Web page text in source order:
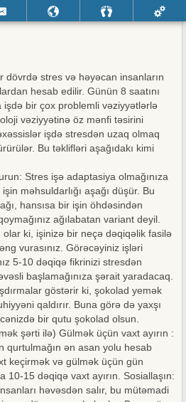
dövrdə stres və həyəcan insanların
hesab edilir. Günün 8 saatını
bir çox problemli vəziyyətlərlə
vəziyyətinə öz mənfi təsirini
işdə stresdən uzaq olmaq
Bu təklifləri aşağıdakı kimi
Stres işə adaptasiya olmağınıza
məhsuldarlığı aşağı düşür. Bu
hansısa bir işin öhdəsindən
ağılabatan variant deyil.
olar ki, işinizə bir neçə dəqiqəlik fasilə
vurasınız. Görəcəyiniz işləri
5-10 dəqiqə fikrinizi stresdən
başlamağınıza şərait yaradacaq.
göstərir ki, şokolad yemək
qaldırır. Buna görə də yaxşı
bir qutu şokolad olsun.
şərti ilə) Gülmək üçün vaxt ayırın :
qurtulmağın ən asan yolu hesab
keçirmək və gülmək üçün gün
15 dəqiqə vaxt ayırın. Sosiallaşın:
həvəsdən salır, bu mütəmadi